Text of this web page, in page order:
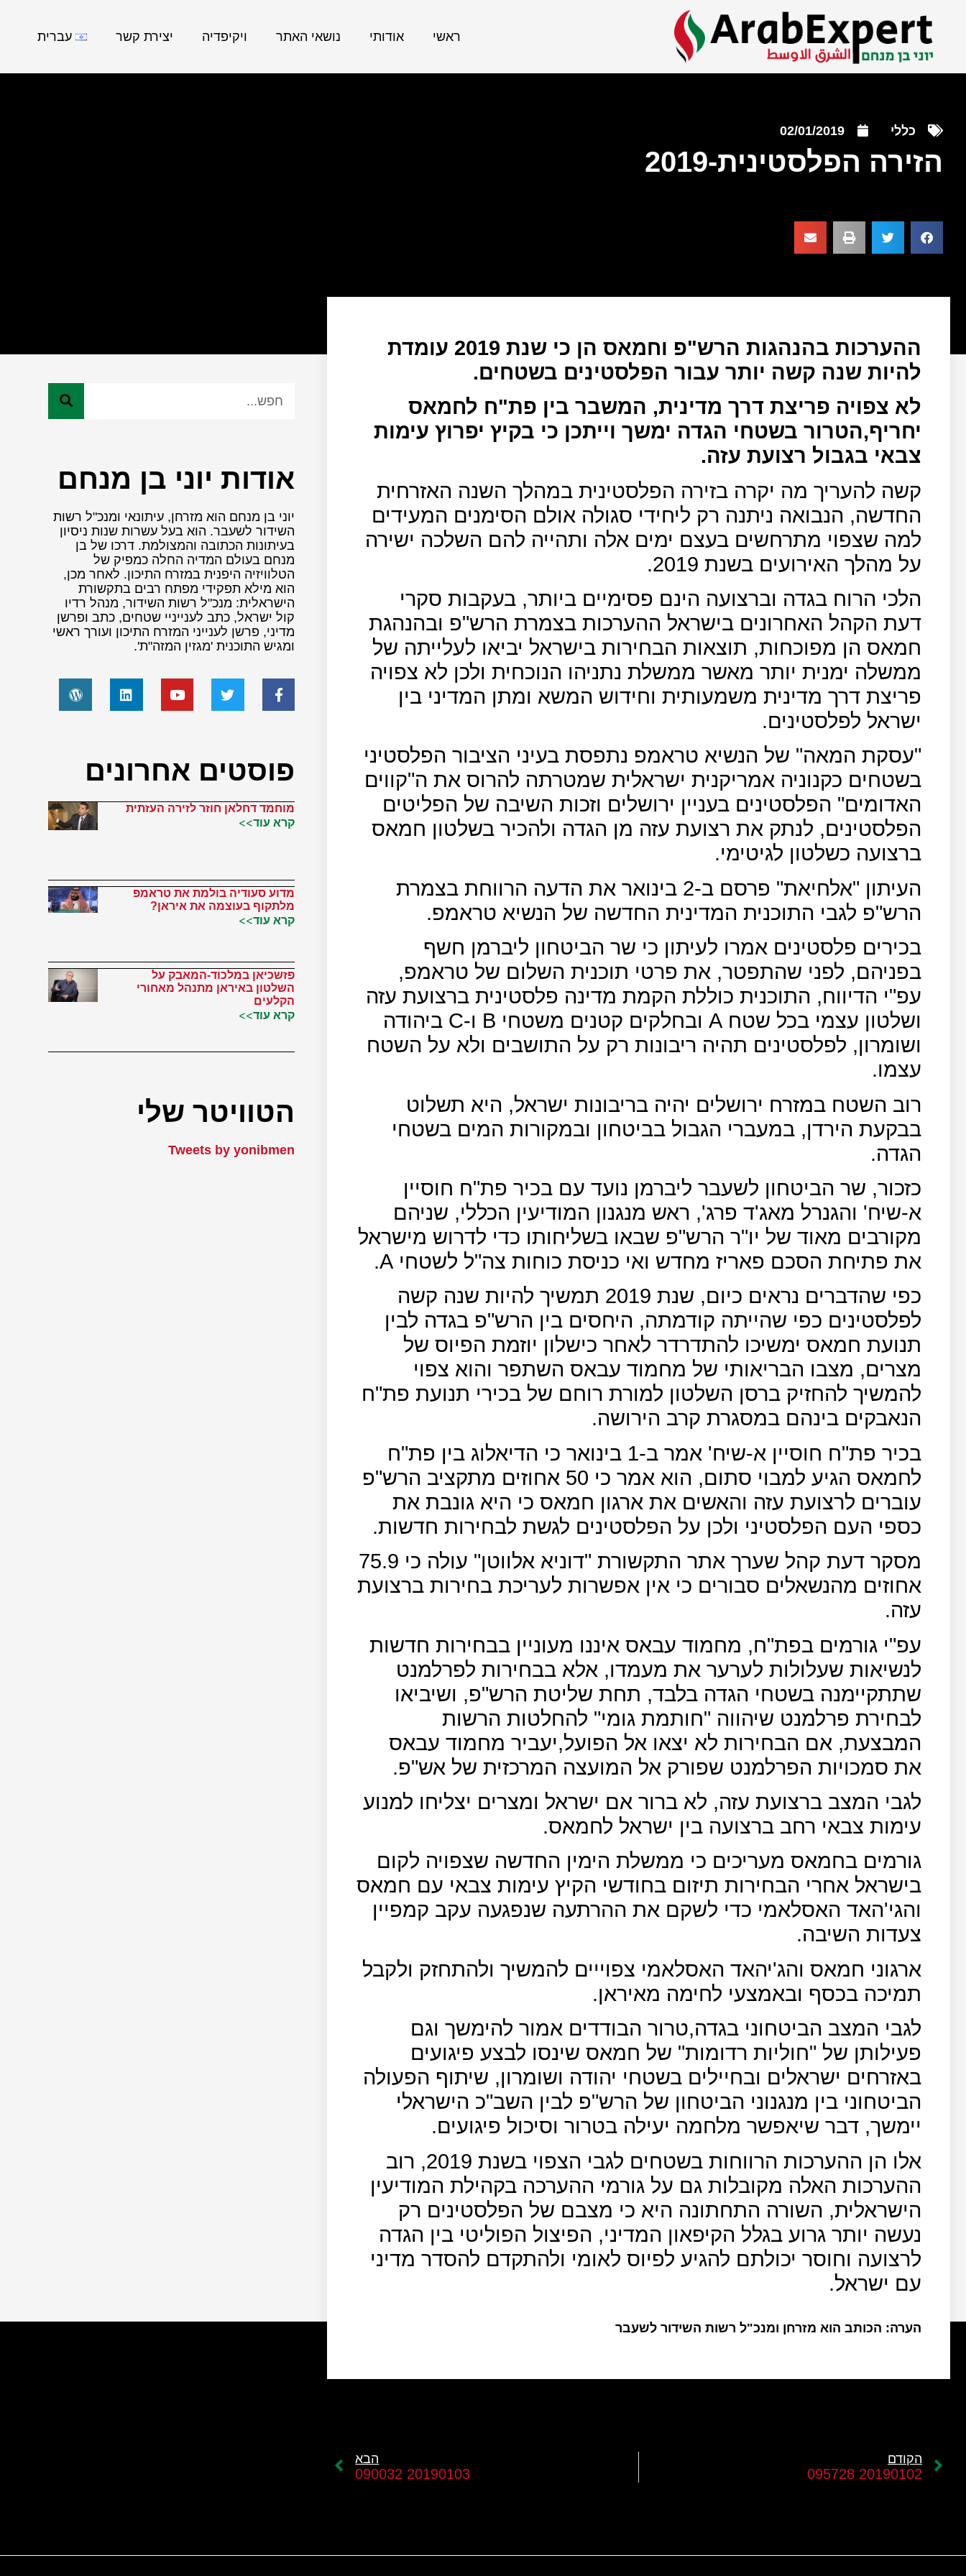
ראשי אודותי נושאי האתר ויקיפדיה יצירת קשר עברית
כללי 02/01/2019
הזירה הפלסטינית-2019
ההערכות בהנהגות הרש"פ וחמאס הן כי שנת 2019 עומדת
להיות שנה קשה יותר עבור הפלסטינים בשטחים.
לא צפויה פריצת דרך מדינית, המשבר בין פת"ח לחמאס
יחריף,הטרור בשטחי הגדה ימשך וייתכן כי בקיץ יפרוץ עימות
צבאי בגבול רצועת עזה.
קשה להעריך מה יקרה בזירה הפלסטינית במהלך השנה האזרחית
החדשה, הנבואה ניתנה רק ליחידי סגולה אולם הסימנים המעידים
למה שצפוי מתרחשים בעצם ימים אלה ותהייה להם השלכה ישירה
על מהלך האירועים בשנת 2019.
הלכי הרוח בגדה וברצועה הינם פסימיים ביותר, בעקבות סקרי
דעת הקהל האחרונים בישראל ההערכות בצמרת הרש"פ ובהנהגת
חמאס הן מפוכחות, תוצאות הבחירות בישראל יביאו לעלייתה של
ממשלה ימנית יותר מאשר ממשלת נתניהו הנוכחית ולכן לא צפויה
פריצת דרך מדינית משמעותית וחידוש המשא ומתן המדיני בין
ישראל לפלסטינים.
"עסקת המאה" של הנשיא טראמפ נתפסת בעיני הציבור הפלסטיני
בשטחים כקנוניה אמריקנית ישראלית שמטרתה להרוס את ה"קווים
האדומים" הפלסטינים בעניין ירושלים וזכות השיבה של הפליטים
הפלסטינים, לנתק את רצועת עזה מן הגדה ולהכיר בשלטון חמאס
ברצועה כשלטון לגיטימי.
העיתון "אלחיאת" פרסם ב-2 בינואר את הדעה הרווחת בצמרת
הרש"פ לגבי התוכנית המדינית החדשה של הנשיא טראמפ.
בכירים פלסטינים אמרו לעיתון כי שר הביטחון ליברמן חשף
בפניהם, לפני שהתפטר, את פרטי תוכנית השלום של טראמפ,
עפ"י הדיווח, התוכנית כוללת הקמת מדינה פלסטינית ברצועת עזה
ושלטון עצמי בכל שטח A ובחלקים קטנים משטחי B ו-C ביהודה
ושומרון, לפלסטינים תהיה ריבונות רק על התושבים ולא על השטח
עצמו.
רוב השטח במזרח ירושלים יהיה בריבונות ישראל, היא תשלוט
בבקעת הירדן, במעברי הגבול בביטחון ובמקורות המים בשטחי
הגדה.
כזכור, שר הביטחון לשעבר ליברמן נועד עם בכיר פת"ח חוסיין
א-שיח' והגנרל מאג'ד פרג', ראש מנגנון המודיעין הכללי, שניהם
מקורבים מאוד של יו"ר הרש"פ שבאו בשליחותו כדי לדרוש מישראל
את פתיחת הסכם פאריז מחדש ואי כניסת כוחות צה"ל לשטחי A
.
כפי שהדברים נראים כיום, שנת 2019 תמשיך להיות שנה קשה
לפלסטינים כפי שהייתה קודמתה, היחסים בין הרש"פ בגדה לבין
תנועת חמאס ימשיכו להתדרדר לאחר כישלון יוזמת הפיוס של
מצרים, מצבו הבריאותי של מחמוד עבאס השתפר והוא צפוי
להמשיך להחזיק ברסן השלטון למורת רוחם של בכירי תנועת פת"ח
הנאבקים בינהם במסגרת קרב הירושה.
בכיר פת"ח חוסיין א-שיח' אמר ב-1 בינואר כי הדיאלוג בין פת"ח
לחמאס הגיע למבוי סתום, הוא אמר כי 50 אחוזים מתקציב הרש"פ
עוברים לרצועת עזה והאשים את ארגון חמאס כי היא גונבת את
כספי העם הפלסטיני ולכן על הפלסטינים לגשת לבחירות חדשות.
מסקר דעת קהל שערך אתר התקשורת "דוניא אלווטן" עולה כי 75.9
אחוזים מהנשאלים סבורים כי אין אפשרות לעריכת בחירות ברצועת
עזה.
עפ"י גורמים בפת"ח, מחמוד עבאס איננו מעוניין בבחירות חדשות
לנשיאות שעלולות לערער את מעמדו, אלא בבחירות לפרלמנט
שתתקיימנה בשטחי הגדה בלבד, תחת שליטת הרש"פ, ושיביאו
לבחירת פרלמנט שיהווה "חותמת גומי" להחלטות הרשות
המבצעת, אם הבחירות לא יצאו אל הפועל,יעביר מחמוד עבאס
את סמכויות הפרלמנט שפורק אל המועצה המרכזית של אש"פ.
לגבי המצב ברצועת עזה, לא ברור אם ישראל ומצרים יצליחו למנוע
עימות צבאי רחב ברצועה בין ישראל לחמאס.
גורמים בחמאס מעריכים כי ממשלת הימין החדשה שצפויה לקום
בישראל אחרי הבחירות תיזום בחודשי הקיץ עימות צבאי עם חמאס
והגי'האד האסלאמי כדי לשקם את ההרתעה שנפגעה עקב קמפיין
צעדות השיבה.
ארגוני חמאס והג'יהאד האסלאמי צפוייים להמשיך ולהתחזק ולקבל
תמיכה בכסף ובאמצעי לחימה מאיראן.
לגבי המצב הביטחוני בגדה,טרור הבודדים אמור להימשך וגם
פעילותן של "חוליות רדומות" של חמאס שינסו לבצע פיגועים
באזרחים ישראלים ובחיילים בשטחי יהודה ושומרון, שיתוף הפעולה
הביטחוני בין מנגנוני הביטחון של הרש"פ לבין השב"כ הישראלי
יימשך, דבר שיאפשר מלחמה יעילה בטרור וסיכול פיגועים.
אלו הן ההערכות הרווחות בשטחים לגבי הצפוי בשנת 2019, רוב
ההערכות האלה מקובלות גם על גורמי ההערכה בקהילת המודיעין
הישראלית, השורה התחתונה היא כי מצבם של הפלסטינים רק
נעשה יותר גרוע בגלל הקיפאון המדיני, הפיצול הפוליטי בין הגדה
לרצועה וחוסר יכולתם להגיע לפיוס לאומי ולהתקדם להסדר מדיני
עם ישראל.
הערה: הכותב הוא מזרחן ומנכ"ל רשות השידור לשעבר
אודות יוני בן מנחם
יוני בן מנחם הוא מזרחן, עיתונאי ומנכ"ל רשות
השידור לשעבר. הוא בעל עשרות שנות ניסיון
בעיתונות הכתובה והמצולמת. דרכו של בן
מנחם בעולם המדיה החלה כמפיק של
הטלוויזיה היפנית במזרח התיכון. לאחר מכן,
הוא מילא תפקידי מפתח רבים בתקשורת
הישראלית: מנכ"ל רשות השידור, מנהל רדיו
קול ישראל, כתב לענייניי שטחים, כתב ופרשן
מדיני, פרשן לענייני המזרח התיכון ועורך ראשי
ומגיש התוכנית 'מגזין המזה"ת'.
פוסטים אחרונים
מוחמד דחלאן חוזר לזירה העזתית
קרא עוד>>
מדוע סעודיה בולמת את טראמפ
מלתקוף בעוצמה את איראן?
קרא עוד>>
פזשכיאן במלכוד-המאבק על
השלטון באיראן מתנהל מאחורי
הקלעים
קרא עוד>>
הטוויטר שלי
Tweets by yonibmen
הקודם
20190102 095728
הבא
20190103 090032